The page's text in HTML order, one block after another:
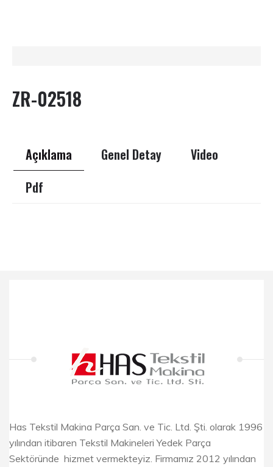
ZR-02518
Açıklama Genel Detay
Video
Pdf
Has Tekstil Makina Parça San. ve Tic. Ltd. Şti. olarak 1996
yılından itibaren Tekstil Makineleri Yedek Parça
Sektöründe hizmet vermekteyiz. Firmamız 2012 yılından